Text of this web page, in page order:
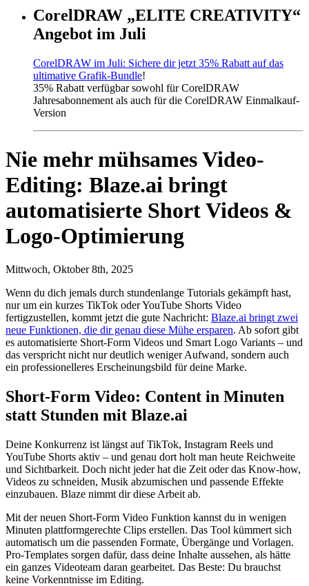
CorelDRAW „ELITE CREATIVITY“
Angebot im Juli
CorelDRAW im Juli: Sichere dir jetzt 35% Rabatt auf das
ultimative Grafik-Bundle!
35% Rabatt verfügbar sowohl für CorelDRAW
Jahresabonnement als auch für die CorelDRAW Einmalkauf-
Version
Nie mehr mühsames Video-
Editing: Blaze.ai bringt
automatisierte Short Videos &
Logo-Optimierung
Mittwoch, Oktober 8th, 2025
Wenn du dich jemals durch stundenlange Tutorials gekämpft hast,
nur um ein kurzes TikTok oder YouTube Shorts Video
fertigzustellen, kommt jetzt die gute Nachricht: Blaze.ai bringt zwei
neue Funktionen, die dir genau diese Mühe ersparen. Ab sofort gibt
es automatisierte Short-Form Videos und Smart Logo Variants – und
das verspricht nicht nur deutlich weniger Aufwand, sondern auch
ein professionelleres Erscheinungsbild für deine Marke.
Short-Form Video: Content in Minuten
statt Stunden mit Blaze.ai
Deine Konkurrenz ist längst auf TikTok, Instagram Reels und
YouTube Shorts aktiv – und genau dort holt man heute Reichweite
und Sichtbarkeit. Doch nicht jeder hat die Zeit oder das Know-how,
Videos zu schneiden, Musik abzumischen und passende Effekte
einzubauen. Blaze nimmt dir diese Arbeit ab.
Mit der neuen Short-Form Video Funktion kannst du in wenigen
Minuten plattformgerechte Clips erstellen. Das Tool kümmert sich
automatisch um die passenden Formate, Übergänge und Vorlagen.
Pro-Templates sorgen dafür, dass deine Inhalte aussehen, als hätte
ein ganzes Videoteam daran gearbeitet. Das Beste: Du brauchst
keine Vorkenntnisse im Editing.